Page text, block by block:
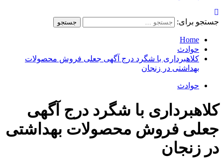
جستجو برای:
Home
حوادث
کلاهبرداری با شگرد درج آگهی جعلی فروش محصولات
بهداشتی در زنجان
حوادث
کلاهبرداری با شگرد درج آگهی
جعلی فروش محصولات بهداشتی
در زنجان